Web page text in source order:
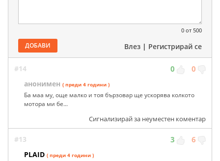
0 от 500
ДОБАВИ Влез | Регистрирай се
#14 0 0
анонимен ( преди 4 години )
Ба маа му, още малко и тоя бързовар ще ускорява колкото
мотора ми бе...
Сигнализирай за неуместен коментар
#13 3 6
PLAID ( преди 4 години )